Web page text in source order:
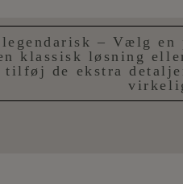
legendarisk – Vælg
klassisk løsning
tilføj de ekstra